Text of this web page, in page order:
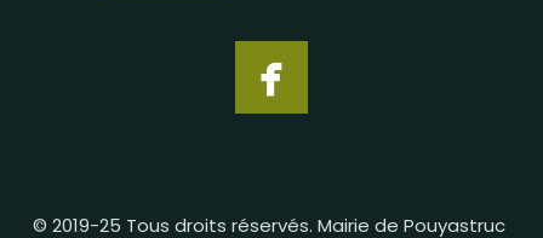
© 2019-25 Tous droits réservés. Mairie de Pouyastruc